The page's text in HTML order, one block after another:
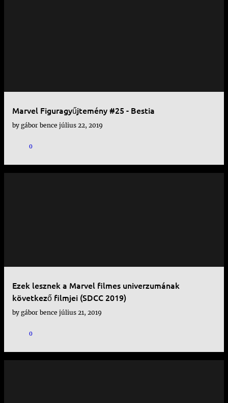
Marvel Figuragyűjtemény #25 - Bestia
by gábor bence július 22, 2019
0
Ezek lesznek a Marvel filmes univerzumának
következő filmjei (SDCC 2019)
by gábor bence július 21, 2019
0